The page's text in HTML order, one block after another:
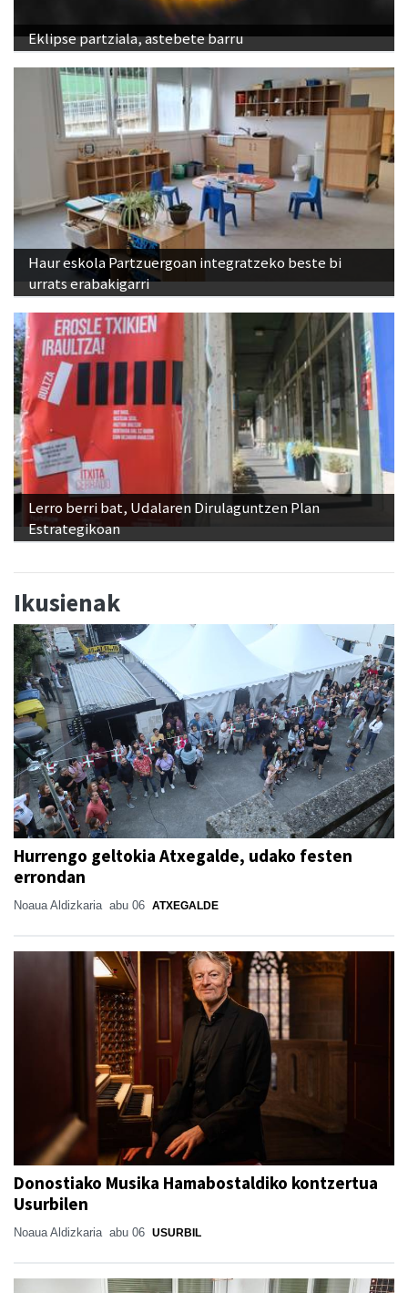
Eklipse partziala, astebete barru
Haur eskola Partzuergoan integratzeko beste bi
urrats erabakigarri
Lerro berri bat, Udalaren Dirulaguntzen Plan
Estrategikoan
Ikusienak
Hurrengo geltokia Atxegalde, udako festen
errondan
Noaua Aldizkaria abu 06 ATXEGALDE
Donostiako Musika Hamabostaldiko kontzertua
Usurbilen
Noaua Aldizkaria abu 06 USURBIL